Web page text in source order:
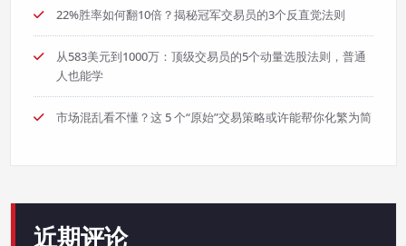
22%胜率如何翻10倍？揭秘冠军交易员的3个反直觉法则
从583美元到1000万：顶级交易员的5个动量选股法则，普通
人也能学
市场混乱看不懂？这 5 个“原始”交易策略或许能帮你化繁为简
近期评论